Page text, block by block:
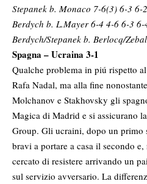
Stepanek b. Monaco 7-6(3) 6-3 6-2
Berdych b. L.Mayer 6-4 4-6 6-3 6-
Berdych/Stepanek b. Berlocq/
Spagna – Ucraina 3-1
Qualche problema in piú rispetto
Rafa Nadal, ma alla fine
Molchanov e Stakhovsky gli
Magica di Madrid e si assicurano
Group. Gli ucraini, dopo un primo
bravi a portare a casa il secondo
cercato di resistere arrivando un
sul servizio avversario. La